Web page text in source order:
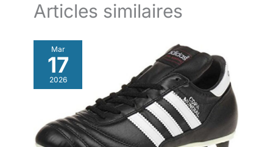
Articles similaires
Mar
17
2026